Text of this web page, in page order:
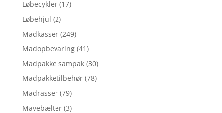
Løbecykler (17)
Løbehjul (2)
Madkasser (249)
Madopbevaring (41)
Madpakke sampak (30)
Madpakketilbehør (78)
Madrasser (79)
Mavebælter (3)